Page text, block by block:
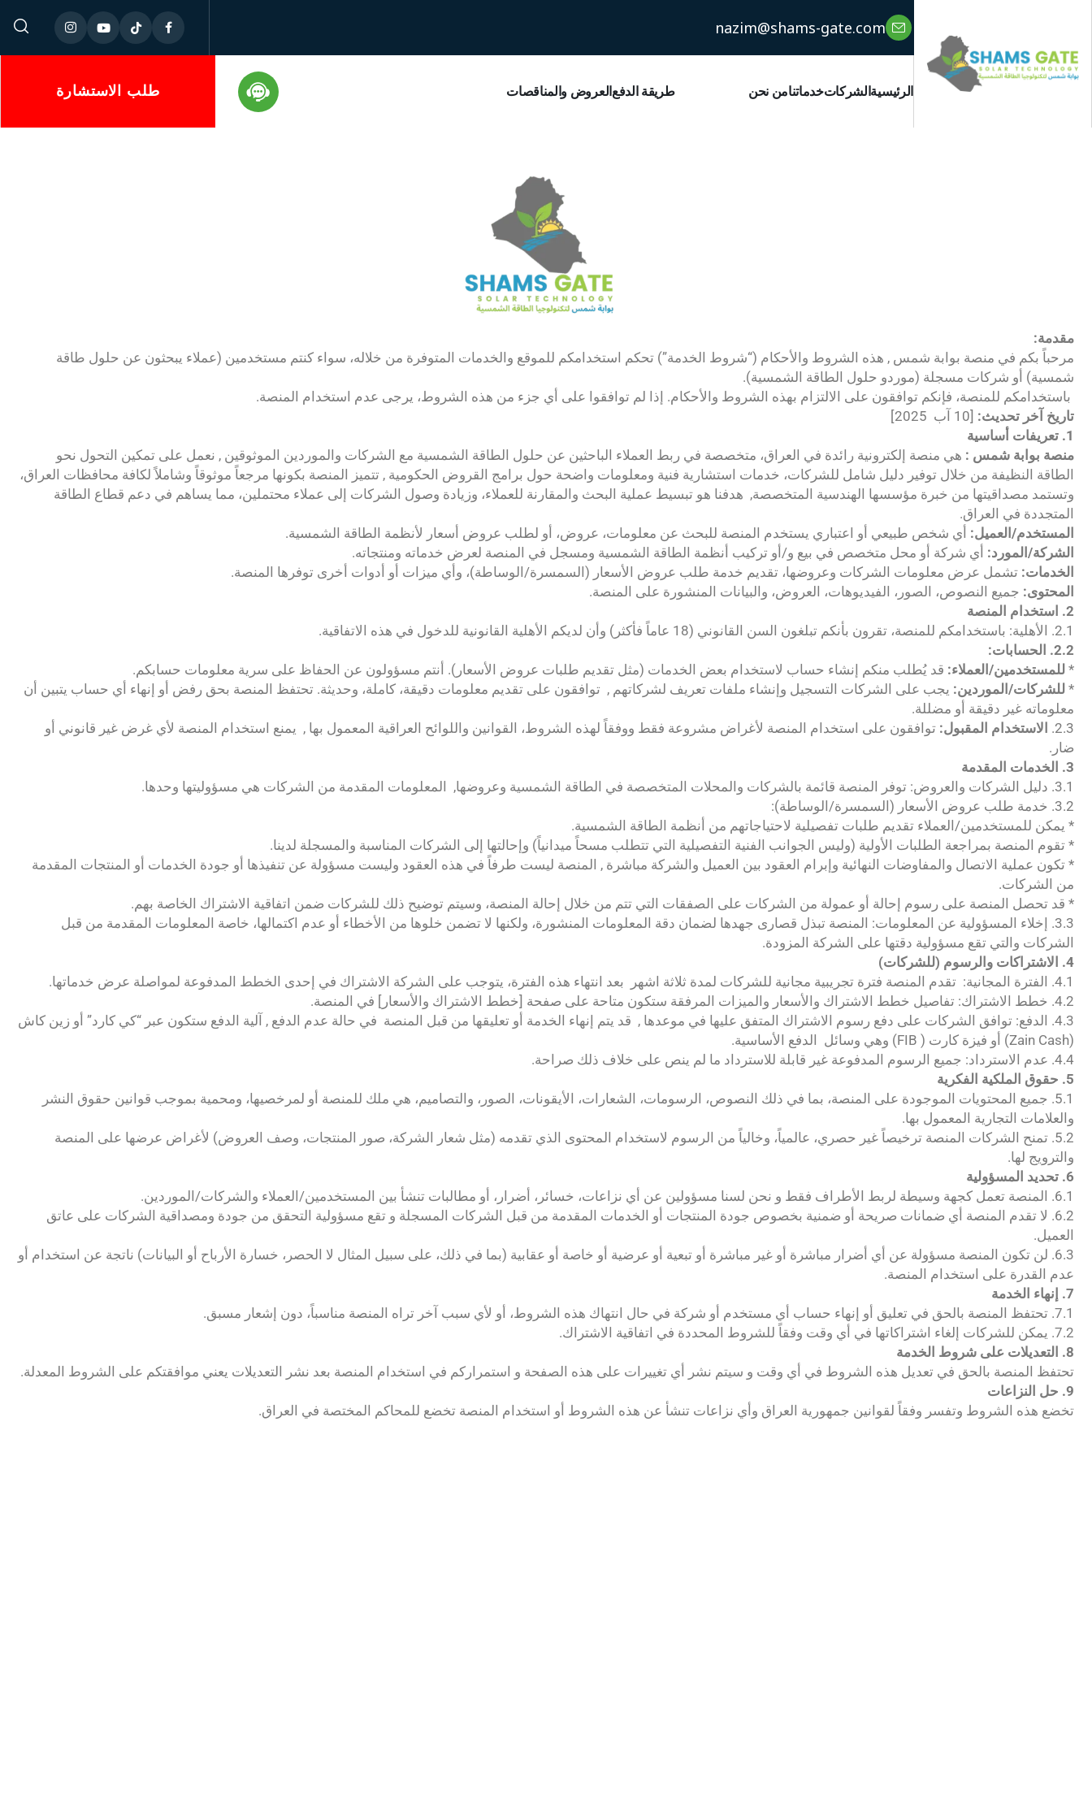
nazim@shams-gate.com
الرئيسيةالشركاتخدماتنامن نحن شروط الخدمةطريقة الدفعالعروض والمناقصات طلب الاستشارة
مقدمة:
مرحباً بكم في منصة بوابة شمس , هذه الشروط والأحكام (“شروط الخدمة”) تحكم استخدامكم للموقع والخدمات المتوفرة من خلاله، سواء كنتم مستخدمين (عملاء يبحثون عن حلول طاقة
شمسية) أو شركات مسجلة (موردو حلول الطاقة الشمسية).
باستخدامكم للمنصة، فإنكم توافقون على الالتزام بهذه الشروط والأحكام. إذا لم توافقوا على أي جزء من هذه الشروط، يرجى عدم استخدام المنصة.
تاريخ آخر تحديث: [10 آب 2025]
1. تعريفات أساسية
منصة بوابة شمس : هي منصة إلكترونية رائدة في العراق، متخصصة في ربط العملاء الباحثين عن حلول الطاقة الشمسية مع الشركات والموردين الموثوقين , نعمل على تمكين التحول نحو
الطاقة النظيفة من خلال توفير دليل شامل للشركات، خدمات استشارية فنية ومعلومات واضحة حول برامج القروض الحكومية , تتميز المنصة بكونها مرجعاً موثوقاً وشاملاً لكافة محافظات العراق،
وتستمد مصداقيتها من خبرة مؤسسها الهندسية المتخصصة, هدفنا هو تبسيط عملية البحث والمقارنة للعملاء، وزيادة وصول الشركات إلى عملاء محتملين، مما يساهم في دعم قطاع الطاقة
المتجددة في العراق.
المستخدم/العميل: أي شخص طبيعي أو اعتباري يستخدم المنصة للبحث عن معلومات، عروض، أو لطلب عروض أسعار لأنظمة الطاقة الشمسية.
الشركة/المورد: أي شركة أو محل متخصص في بيع و/أو تركيب أنظمة الطاقة الشمسية ومسجل في المنصة لعرض خدماته ومنتجاته.
الخدمات: تشمل عرض معلومات الشركات وعروضها، تقديم خدمة طلب عروض الأسعار (السمسرة/الوساطة)، وأي ميزات أو أدوات أخرى توفرها المنصة.
المحتوى: جميع النصوص، الصور، الفيديوهات، العروض، والبيانات المنشورة على المنصة.
2. استخدام المنصة
2.1. الأهلية: باستخدامكم للمنصة، تقرون بأنكم تبلغون السن القانوني (18 عاماً فأكثر) وأن لديكم الأهلية القانونية للدخول في هذه الاتفاقية.
2.2. الحسابات:
* للمستخدمين/العملاء: قد يُطلب منكم إنشاء حساب لاستخدام بعض الخدمات (مثل تقديم طلبات عروض الأسعار). أنتم مسؤولون عن الحفاظ على سرية معلومات حسابكم.
* للشركات/الموردين: يجب على الشركات التسجيل وإنشاء ملفات تعريف لشركاتهم , توافقون على تقديم معلومات دقيقة، كاملة، وحديثة. تحتفظ المنصة بحق رفض أو إنهاء أي حساب يتبين أن
معلوماته غير دقيقة أو مضللة.
2.3.
الاستخدام المقبول: توافقون على استخدام المنصة لأغراض مشروعة فقط ووفقاً لهذه الشروط، القوانين واللوائح العراقية المعمول بها , يمنع استخدام المنصة لأي غرض غير قانوني أو
ضار.
3. الخدمات المقدمة
3.1. دليل الشركات والعروض: توفر المنصة قائمة بالشركات والمحلات المتخصصة في الطاقة الشمسية وعروضها, المعلومات المقدمة من الشركات هي مسؤوليتها وحدها.
3.2. خدمة طلب عروض الأسعار (السمسرة/الوساطة):
* يمكن للمستخدمين/العملاء تقديم طلبات تفصيلية لاحتياجاتهم من أنظمة الطاقة الشمسية.
* تقوم المنصة بمراجعة الطلبات الأولية (وليس الجوانب الفنية التفصيلية التي تتطلب مسحاً ميدانياً) وإحالتها إلى الشركات المناسبة والمسجلة لدينا.
* تكون عملية الاتصال والمفاوضات النهائية وإبرام العقود بين العميل والشركة مباشرة , المنصة ليست طرفاً في هذه العقود وليست مسؤولة عن تنفيذها أو جودة الخدمات أو المنتجات المقدمة
من الشركات.
* قد تحصل المنصة على رسوم إحالة أو عمولة من الشركات على الصفقات التي تتم من خلال إحالة المنصة، وسيتم توضيح ذلك للشركات ضمن اتفاقية الاشتراك الخاصة بهم.
3.3. إخلاء المسؤولية عن المعلومات: المنصة تبذل قصارى جهدها لضمان دقة المعلومات المنشورة، ولكنها لا تضمن خلوها من الأخطاء أو عدم اكتمالها، خاصة المعلومات المقدمة من قبل
الشركات والتي تقع مسؤولية دقتها على الشركة المزودة.
4. الاشتراكات والرسوم (للشركات)
4.1. الفترة المجانية: تقدم المنصة فترة تجريبية مجانية للشركات لمدة ثلاثة اشهر بعد انتهاء هذه الفترة، يتوجب على الشركة الاشتراك في إحدى الخطط المدفوعة لمواصلة عرض خدماتها.
4.2. خطط الاشتراك: تفاصيل خطط الاشتراك والأسعار والميزات المرفقة ستكون متاحة على صفحة [خطط الاشتراك والأسعار] في المنصة.
4.3. الدفع: توافق الشركات على دفع رسوم الاشتراك المتفق عليها في موعدها , قد يتم إنهاء الخدمة أو تعليقها من قبل المنصة في حالة عدم الدفع , آلية الدفع ستكون عبر “كي كارد” أو زين كاش
(Zain Cash) أو فيزة كارت ( FIB) وهي وسائل الدفع الأساسية.
4.4. عدم الاسترداد: جميع الرسوم المدفوعة غير قابلة للاسترداد ما لم ينص على خلاف ذلك صراحة.
5. حقوق الملكية الفكرية
5.1. جميع المحتويات الموجودة على المنصة، بما في ذلك النصوص، الرسومات، الشعارات، الأيقونات، الصور، والتصاميم، هي ملك للمنصة أو لمرخصيها، ومحمية بموجب قوانين حقوق النشر
والعلامات التجارية المعمول بها.
5.2. تمنح الشركات المنصة ترخيصاً غير حصري، عالمياً، وخالياً من الرسوم لاستخدام المحتوى الذي تقدمه (مثل شعار الشركة، صور المنتجات، وصف العروض) لأغراض عرضها على المنصة
والترويج لها.
6. تحديد المسؤولية
6.1. المنصة تعمل كجهة وسيطة لربط الأطراف فقط و نحن لسنا مسؤولين عن أي نزاعات، خسائر، أضرار، أو مطالبات تنشأ بين المستخدمين/العملاء والشركات/الموردين.
6.2. لا تقدم المنصة أي ضمانات صريحة أو ضمنية بخصوص جودة المنتجات أو الخدمات المقدمة من قبل الشركات المسجلة و تقع مسؤولية التحقق من جودة ومصداقية الشركات على عاتق
العميل.
6.3. لن تكون المنصة مسؤولة عن أي أضرار مباشرة أو غير مباشرة أو تبعية أو عرضية أو خاصة أو عقابية (بما في ذلك، على سبيل المثال لا الحصر، خسارة الأرباح أو البيانات) ناتجة عن استخدام أو
عدم القدرة على استخدام المنصة.
7. إنهاء الخدمة
7.1. تحتفظ المنصة بالحق في تعليق أو إنهاء حساب أي مستخدم أو شركة في حال انتهاك هذه الشروط، أو لأي سبب آخر تراه المنصة مناسباً، دون إشعار مسبق.
7.2. يمكن للشركات إلغاء اشتراكاتها في أي وقت وفقاً للشروط المحددة في اتفاقية الاشتراك.
8. التعديلات على شروط الخدمة
تحتفظ المنصة بالحق في تعديل هذه الشروط في أي وقت و سيتم نشر أي تغييرات على هذه الصفحة و استمراركم في استخدام المنصة بعد نشر التعديلات يعني موافقتكم على الشروط المعدلة.
9. حل النزاعات
تخضع هذه الشروط وتفسر وفقاً لقوانين جمهورية العراق وأي نزاعات تنشأ عن هذه الشروط أو استخدام المنصة تخضع للمحاكم المختصة في العراق.